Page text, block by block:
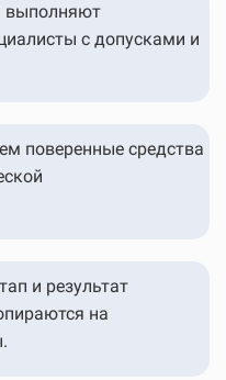
выполняют
с допусками и
поверенные средства
и результат
на